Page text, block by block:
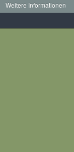
des KV
Weitere Informationen